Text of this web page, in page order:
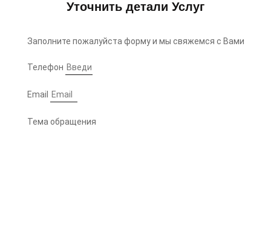
Уточнить детали Услуг
Заполните пожалуйста форму и мы свяжемся с Вами
Телефон
Email
Тема обращения